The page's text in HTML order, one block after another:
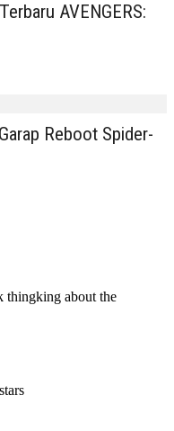
AVENGERS:
Reboot Spider-